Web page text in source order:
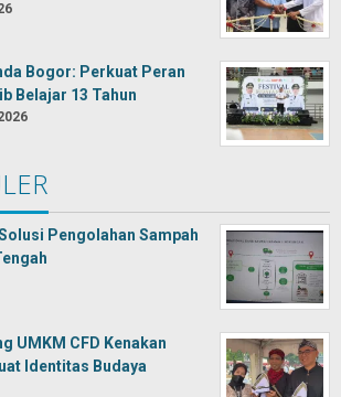
Bogor: Perkuat Peran
Belajar 13 Tahun
Pengolahan Sampah
UMKM CFD Kenakan
Identitas Budaya